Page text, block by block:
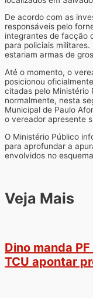
De acordo com as
responsáveis pelo
integrantes de facção
para policiais
estariam armas de
Até o momento, o
posicionou
citadas pelo Ministério
normalmente, nesta
Municipal de Paulo
o vereador apresente
O Ministério Público
para aprofundar a
envolvidos no
Veja Mais
Dino manda
TCU apontar